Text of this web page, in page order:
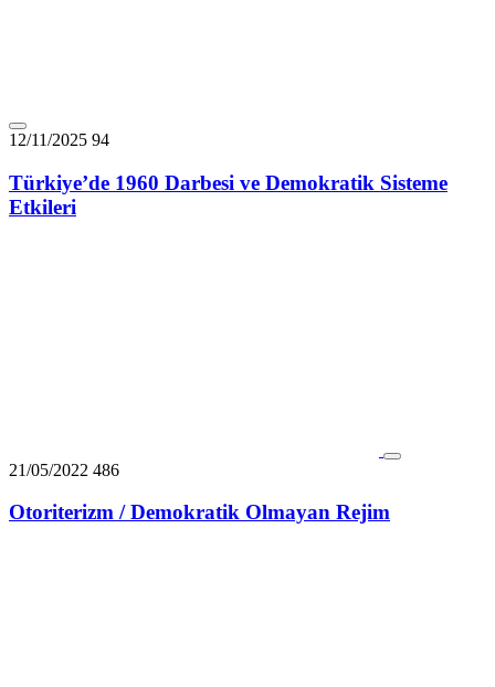
12/11/2025 94
Türkiye’de 1960 Darbesi ve Demokratik Sisteme
Etkileri
21/05/2022 486
Otoriterizm / Demokratik Olmayan Rejim